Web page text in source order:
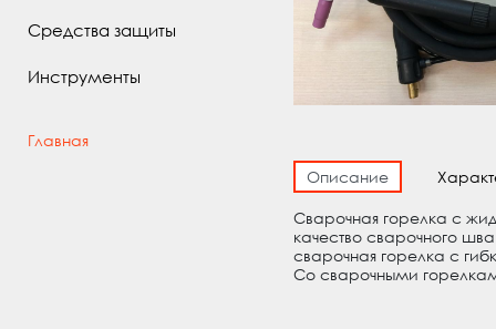
Средства защиты
Инструменты
Главная
Описание
Сварочная горелка с
качество сварочного
сварочная горелка с
Со сварочными